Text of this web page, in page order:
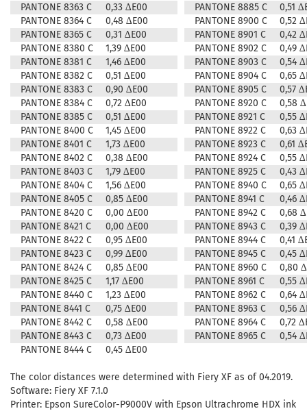
PANTONE 8363 C
0,33 ∆E00 PANTONE 8885 C
0,51
PANTONE 8364 C
0,48 ∆E00 PANTONE 8900 C
0,52
PANTONE 8365 C
0,31 ∆E00 PANTONE 8901 C
0,42
PANTONE 8380 C
1,39 ∆E00 PANTONE 8902 C
0,49
PANTONE 8381 C
1,46 ∆E00 PANTONE 8903 C
0,54
PANTONE 8382 C
0,51 ∆E00 PANTONE 8904 C
0,65
PANTONE 8383 C
0,90 ∆E00 PANTONE 8905 C
0,57
PANTONE 8384 C
0,72 ∆E00 PANTONE 8920 C
0,58
PANTONE 8385 C
0,51 ∆E00 PANTONE 8921 C
0,55
PANTONE 8400 C
1,45 ∆E00 PANTONE 8922 C
0,63
PANTONE 8401 C
1,73 ∆E00 PANTONE 8923 C
0,61
PANTONE 8402 C
0,38 ∆E00 PANTONE 8924 C
0,55
PANTONE 8403 C
1,79 ∆E00 PANTONE 8925 C
0,43
PANTONE 8404 C
1,56 ∆E00 PANTONE 8940 C
0,65
PANTONE 8405 C
0,85 ∆E00 PANTONE 8941 C
0,46
PANTONE 8420 C
0,00 ∆E00 PANTONE 8942 C
0,68
PANTONE 8421 C
0,00 ∆E00 PANTONE 8943 C
0,39
PANTONE 8422 C
0,95 ∆E00 PANTONE 8944 C
0,41
PANTONE 8423 C
0,99 ∆E00 PANTONE 8945 C
0,45
PANTONE 8424 C
0,85 ∆E00 PANTONE 8960 C
0,80
PANTONE 8425 C
1,17 ∆E00 PANTONE 8961 C
0,55
PANTONE 8440 C
1,23 ∆E00 PANTONE 8962 C
0,64
PANTONE 8441 C
0,75 ∆E00 PANTONE 8963 C
0,56
PANTONE 8442 C
0,58 ∆E00 PANTONE 8964 C
0,72
PANTONE 8443 C
0,73 ∆E00 PANTONE 8965 C
0,54
PANTONE 8444 C
0,45 ∆E00
The color distances were determined with Fiery XF as of 04.2019.
Software: Fiery XF 7.1.0
Printer: Epson SureColor-P9000V with Epson Ultrachrome HDX ink